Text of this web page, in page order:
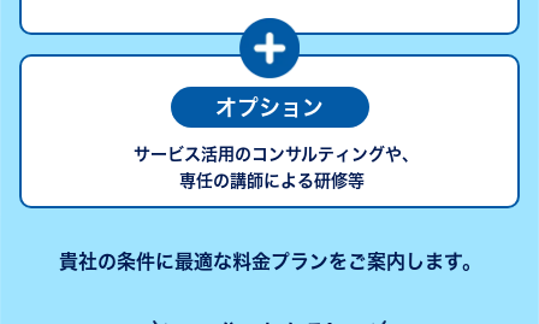
オプション
サービス活用のコンサルティングや､
専任の講師による研修等
貴社の条件に最適な料金プランをご案内します。